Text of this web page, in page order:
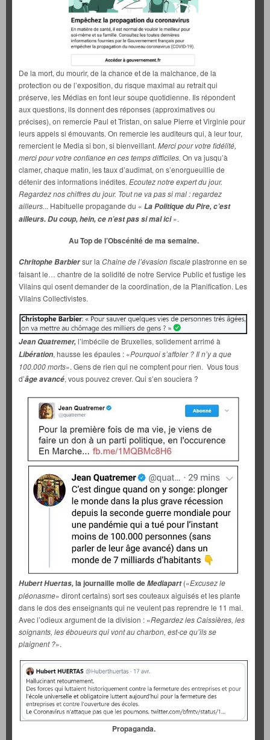
De la mort, du mourir, de la chance et de la malchance, de la
protection ou de l’exposition, du risque maximal au retrait qui
préserve, les Médias en font leur soupe quotidienne. Ils répondent
aux questions, ils donnent des réponses (approximatives ou
précises), on remercie Paul et Tristan, on salue Pierre et Virginie pour
leurs appels si émouvants. On remercie les auditeurs qui, à leur tour,
remercient le Media si bon, si bienveillant. Merci pour votre fidélité,
merci pour votre confiance en ces temps difficiles. On va jusqu’à
clamer, chaque matin, les taux d’audimat, on s’enorgueuillie de
détenir des informations inédites. Ecoutez notre expert du jour.
Regardez nos chiffres du jour. Tout ne va pas si mal : regardez
ailleurs... Habituelle propagande du « La Politique du Pire, c’est
ailleurs. Du coup, hein, ce n’est pas si mal ici».
Au Top de l’Obscénité de ma semaine.
Chritophe Barbiersur la Chaine de l’évasion fiscaleplastronne en se
faisant le… chantre de la solidité de notre Service Public et fustige les
Vilains qui osent demander de la coordination, de la Planification. Les
Vilains Collectivistes.
Jean Quatremer,l’imbécile de Bruxelles, solidement arrimé à
Libération, hausse les épaules : «Pourquoi s’affoler ? Il n’y a que
100.000 morts». Gens de rien qui ne comptent pour rien. Vous tous
d’âge avancé, vous pouvez crever. Qui s’en souciera ?
Hubert Huertas,la journaille molle deMediapart(«Excusez le
pléonasme» diront certains) sort ses couteaux aiguisés et les plante
dans le dos des enseignants qui ne veulent pas reprendre le 11 mai.
Avec l’odieux argument de la division : «Regardez les Caissières, les
soignants, les éboueurs qui vont au charbon, est-ce qu’ils se
plaignent ?».
Propaganda.